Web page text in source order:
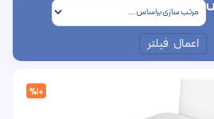
اعمال فیلتر
%10